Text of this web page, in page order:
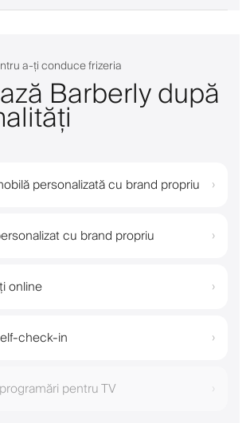
a-ți conduce frizeria
Barberly după
personalizată cu brand propriu ›
cu brand propriu ›
online ›
check-in ›
pentru TV ›